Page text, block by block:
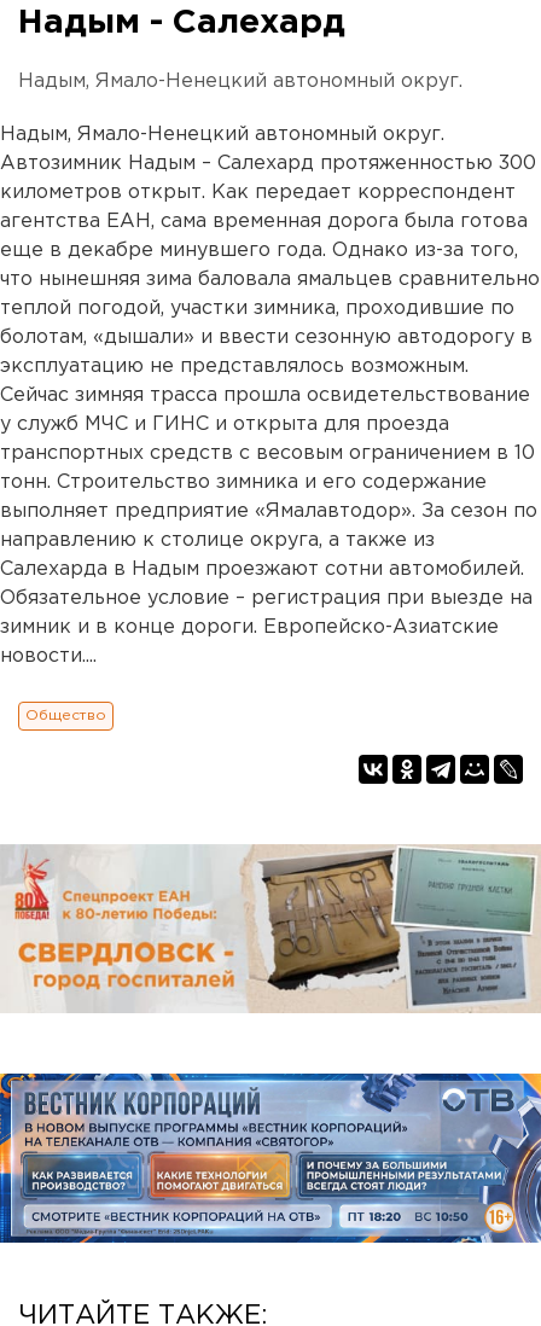
Надым - Салехард
Надым, Ямало-Ненецкий автономный округ.
Надым, Ямало-Ненецкий автономный округ.
Автозимник Надым – Салехард протяженностью 300
километров открыт. Как передает корреспондент
агентства ЕАН, сама временная дорога была готова
еще в декабре минувшего года. Однако из-за того,
что нынешняя зима баловала ямальцев сравнительно
теплой погодой, участки зимника, проходившие по
болотам, «дышали» и ввести сезонную автодорогу в
эксплуатацию не представлялось возможным.
Сейчас зимняя трасса прошла освидетельствование
у служб МЧС и ГИНС и открыта для проезда
транспортных средств с весовым ограничением в 10
тонн. Строительство зимника и его содержание
выполняет предприятие «Ямалавтодор». За сезон по
направлению к столице округа, а также из
Салехарда в Надым проезжают сотни автомобилей.
Обязательное условие – регистрация при выезде на
зимник и в конце дороги. Европейско-Азиатские
новости....
Общество
ЧИТАЙТЕ ТАКЖЕ: